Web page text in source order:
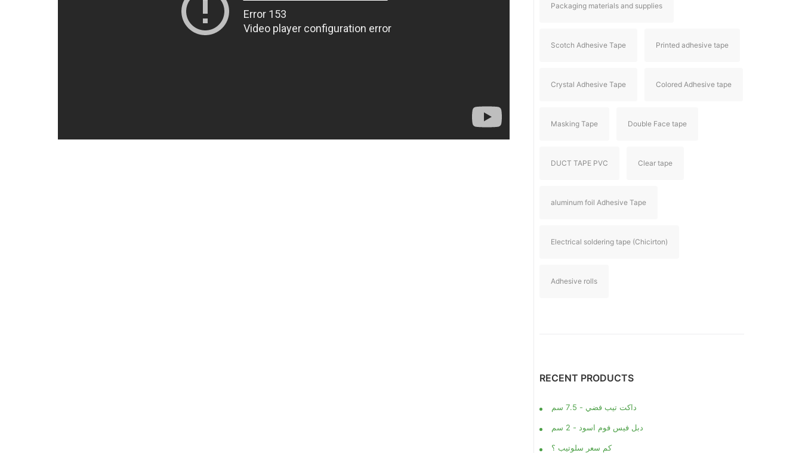
Packaging materials and supplies
Scotch Adhesive Tape Printed adhesive tape
Crystal Adhesive Tape Colored Adhesive tape
Masking Tape Double Face tape
DUCT TAPE PVC Clear tape
aluminum foil Adhesive Tape
Electrical soldering tape (Chicirton)
Adhesive rolls
RECENT PRODUCTS
داكت تيب فضي - 7.5 سم
دبل فيس فوم اسود - 2 سم
كم سعر سلوتيب ؟